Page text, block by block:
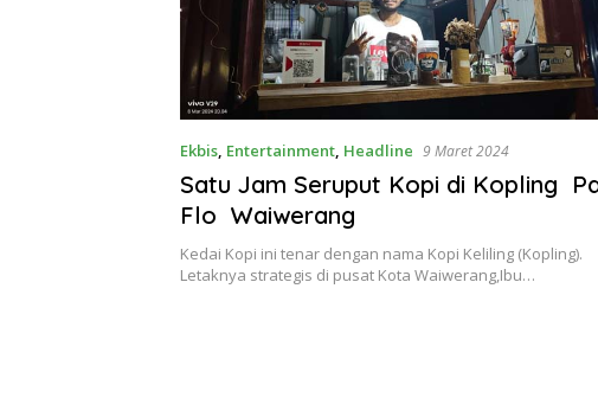
Ekbis, Entertainment, Headline 9 Maret 2024
Satu Jam Seruput Kopi di Kopling
Flo Waiwerang
Kedai Kopi ini tenar dengan nama Kopi Keliling (Kopling).
Letaknya strategis di pusat Kota Waiwerang,Ibu…